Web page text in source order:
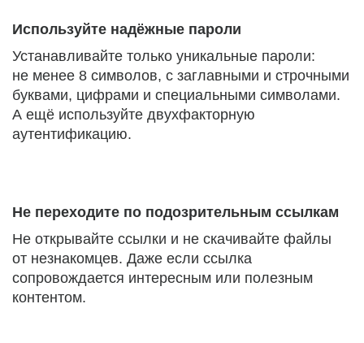
Используйте надёжные пароли
Устанавливайте только уникальные пароли:
не менее 8 символов, с заглавными и строчными
буквами, цифрами и специальными символами.
А ещё используйте двухфакторную
аутентификацию.
Не переходите по подозрительным ссылкам
Не открывайте ссылки и не скачивайте файлы
от незнакомцев. Даже если ссылка
сопровождается интересным или полезным
контентом.